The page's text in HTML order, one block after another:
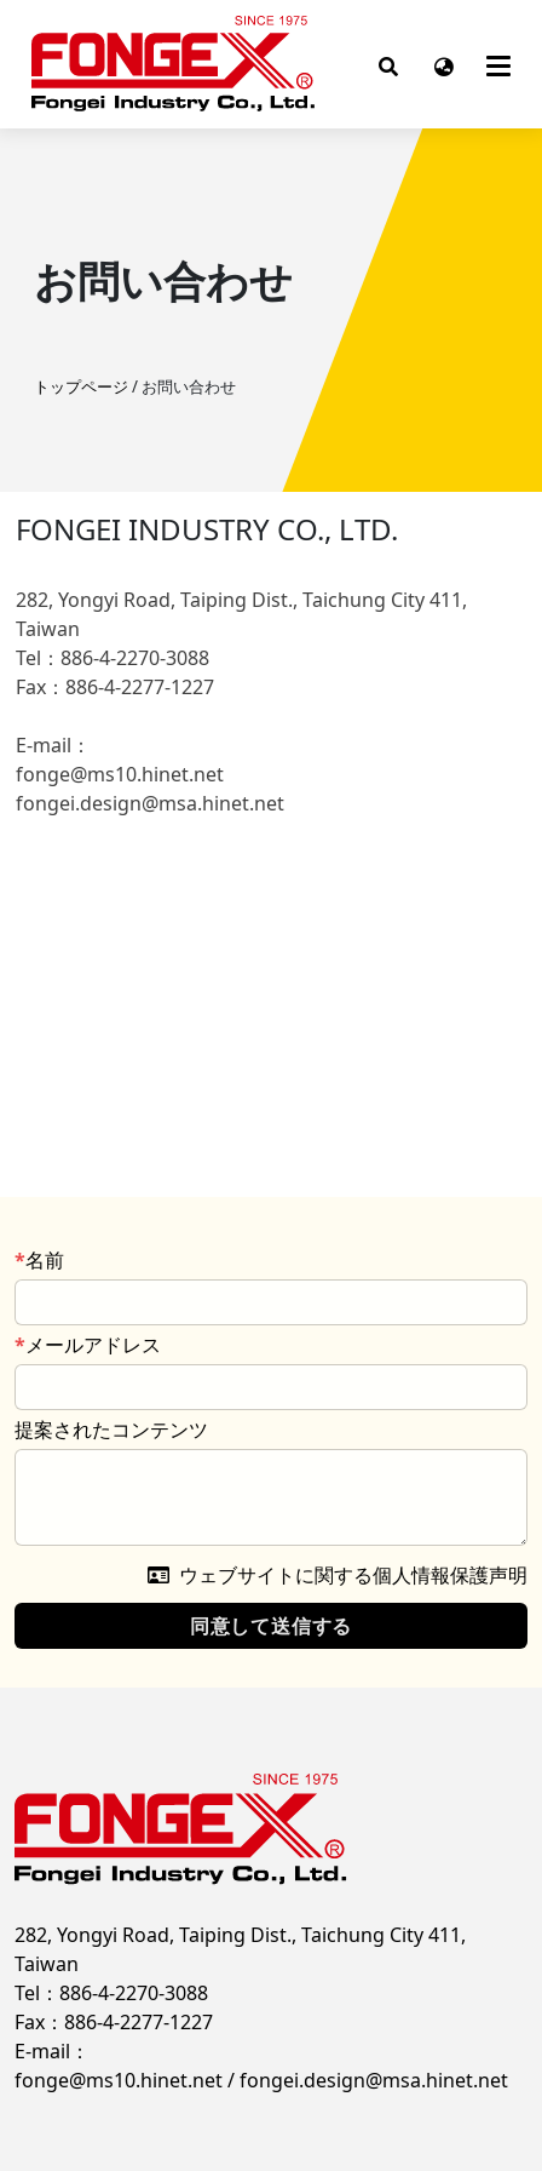
お問い合わせ
トップページ / お問い合わせ
FONGEI INDUSTRY CO., LTD.
282, Yongyi Road, Taiping Dist., Taichung City 411,
Taiwan
Tel：886-4-2270-3088
Fax：886-4-2277-1227
E-mail：
fonge@ms10.hinet.net
fongei.design@msa.hinet.net
名前
メールアドレス
提案されたコンテンツ
ウェブサイトに関する個人情報保護声明
同意して送信する
282, Yongyi Road, Taiping Dist., Taichung City 411,
Taiwan
Tel：886-4-2270-3088
Fax：886-4-2277-1227
E-mail：
fonge@ms10.hinet.net/fongei.design@msa.hinet.net